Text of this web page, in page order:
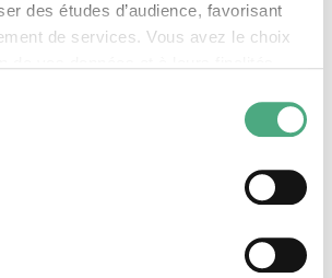
des études d’audience, favorisant
de services. Vous avez le choix
la Déclaration relative aux
sur l'icône de confidentialité.
nous aimerions également :
qui peuvent être précises à plusieurs